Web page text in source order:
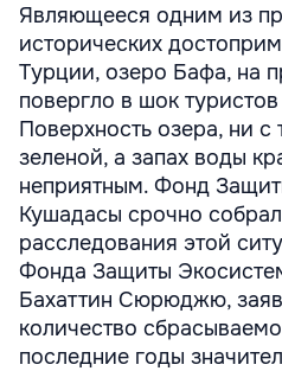
Являющееся одним из
исторических
Турции, озеро Бафа, на
повергло в шок
Поверхность озера, ни с
зеленой, а запах воды
неприятным. Фонд
Кушадасы срочно
расследования этой
Фонда Защиты
Бахаттин Сюрюджю,
количество
последние годы